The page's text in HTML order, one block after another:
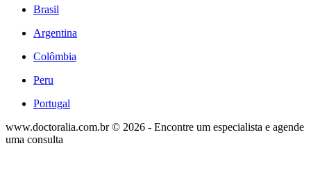
Brasil
Argentina
Colômbia
Peru
Portugal
www.doctoralia.com.br © 2026 - Encontre um especialista e agende
uma consulta